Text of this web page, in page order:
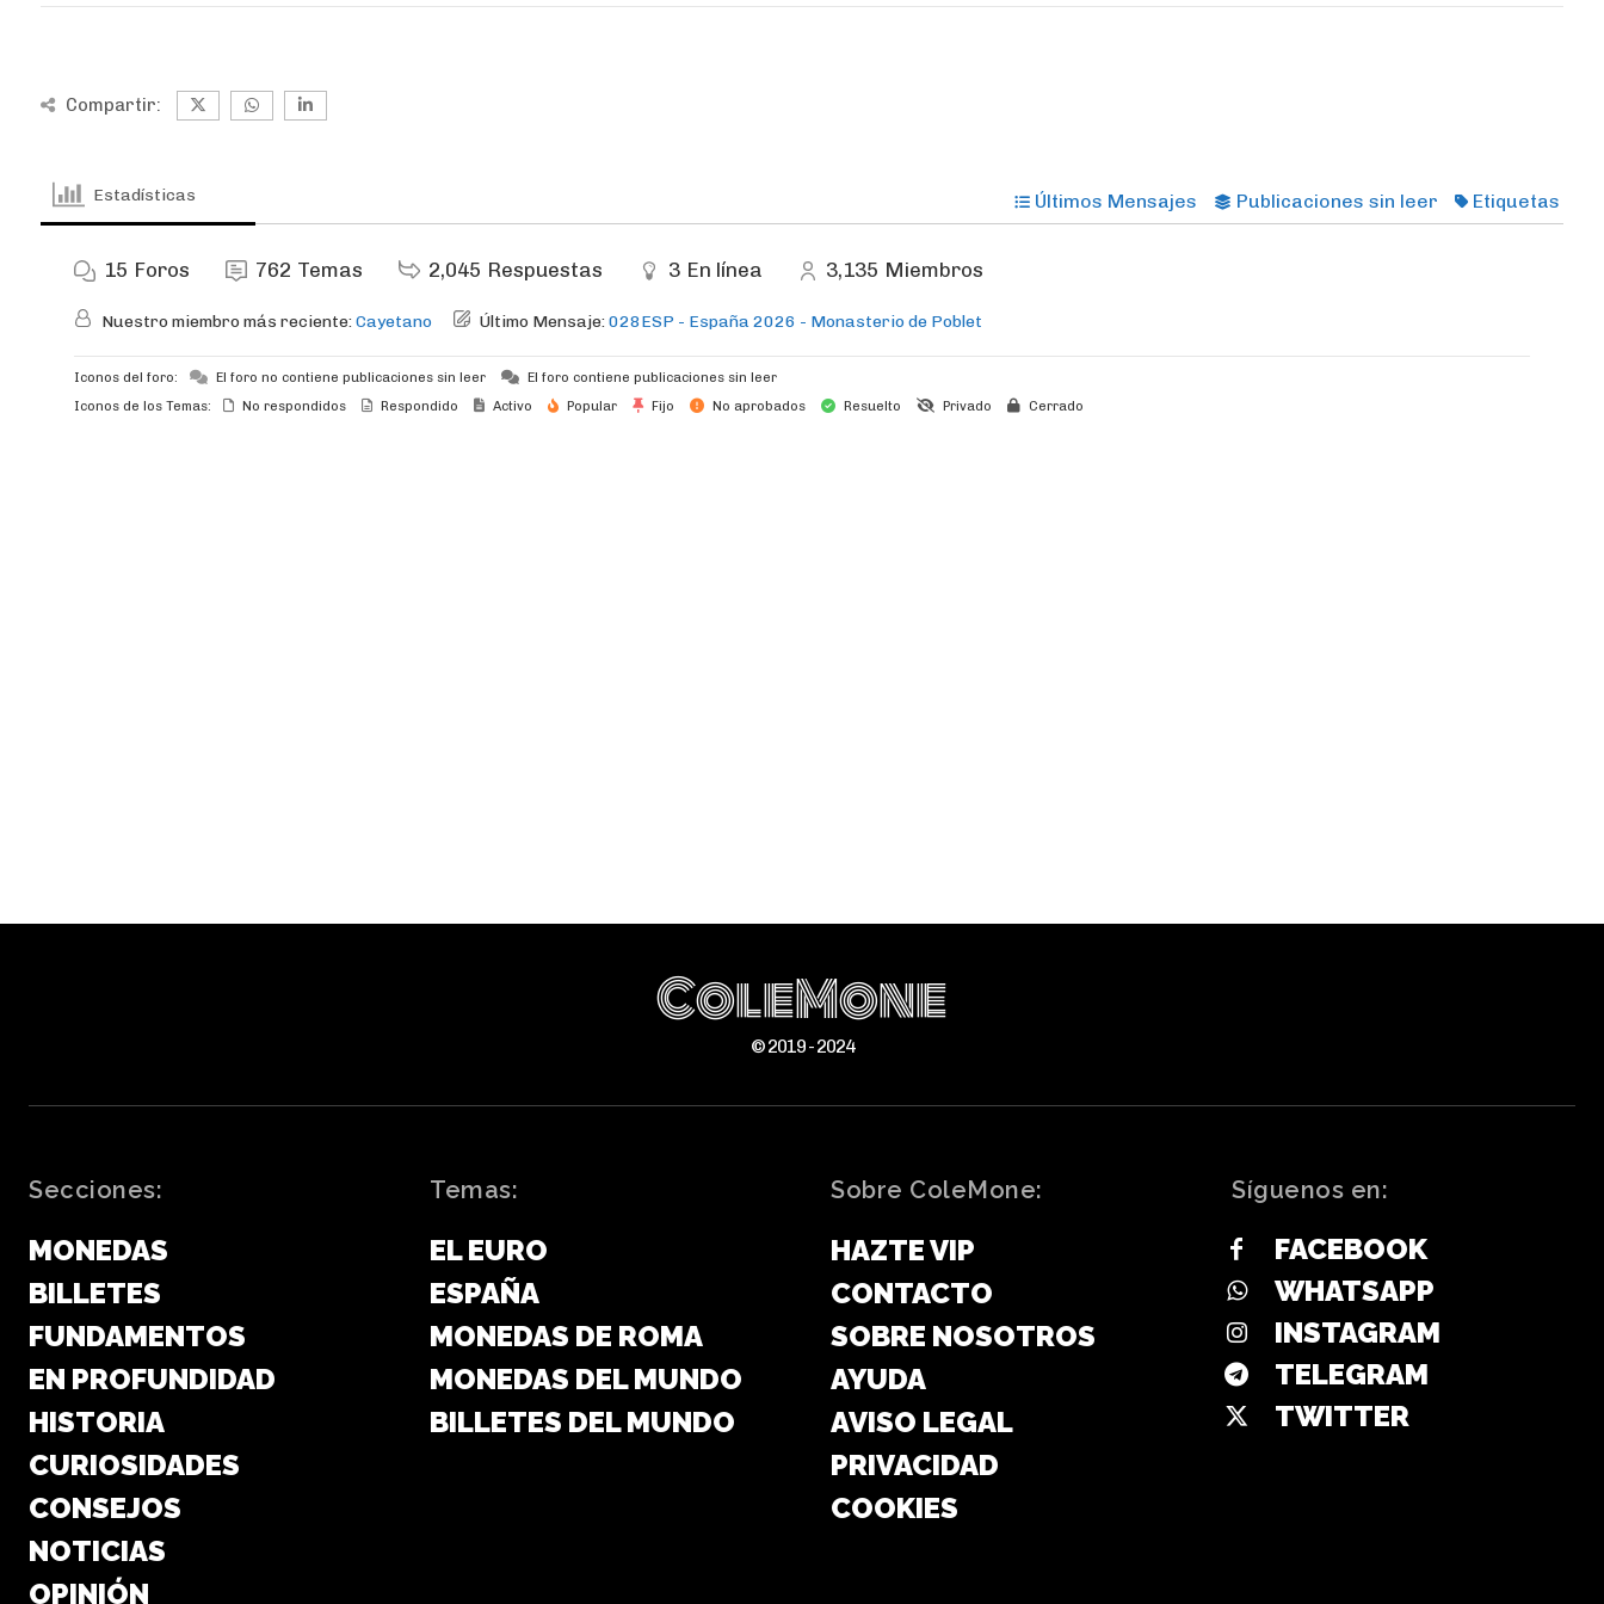
Compartir:
Estadísticas Últimos Mensajes Publicaciones sin leer Etiquetas
15 Foros 762 Temas 2,045 Respuestas 3 En línea 3,135 Miembros
Nuestro miembro más reciente:Cayetano Último Mensaje:028ESP - España 2026 - Monasterio de Poblet
Iconos del foro: El foro no contiene publicaciones sin leer
El foro contiene publicaciones sin leer
Iconos de los Temas:
No respondidos Respondido Activo Popular Fijo No aprobados Resuelto Privado Cerrado
ColeMone
© 2019 - 2024
Secciones:
MONEDAS
BILLETES
FUNDAMENTOS
EN PROFUNDIDAD
HISTORIA
CURIOSIDADES
CONSEJOS
NOTICIAS
OPINIÓN
Temas:
EL EURO
ESPAÑA
MONEDAS DE ROMA
MONEDAS DEL MUNDO
BILLETES DEL MUNDO
Sobre ColeMone:
HAZTE VIP
CONTACTO
SOBRE NOSOTROS
AYUDA
AVISO LEGAL
PRIVACIDAD
COOKIES
Síguenos en:
FACEBOOK
WHATSAPP
INSTAGRAM
TELEGRAM
TWITTER